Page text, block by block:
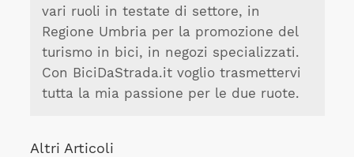
vari ruoli in testate di settore, in
Regione Umbria per la promozione del
turismo in bici, in negozi specializzati.
Con BiciDaStrada.it voglio trasmettervi
tutta la mia passione per le due ruote.
Altri Articoli